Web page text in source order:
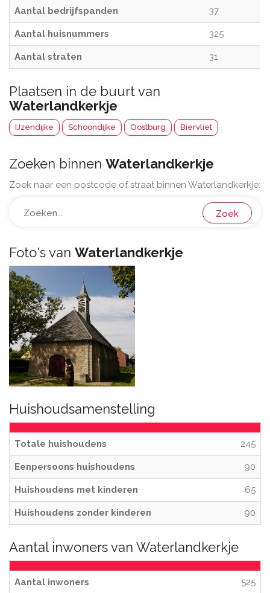
Aantal bedrijfspanden 37
Aantal huisnummers 325
Aantal straten 31
Plaatsen in de buurt van
Waterlandkerkje
IJzendijke Schoondijke Oostburg Biervliet
Zoeken binnen Waterlandkerkje
Zoek naar een postcode of straat binnen Waterlandkerkje:
Zoek
Foto's van Waterlandkerkje
Huishoudsamenstelling
Totale huishoudens 245
Eenpersoons huishoudens 90
Huishoudens met kinderen 65
Huishoudens zonder kinderen 90
Aantal inwoners van Waterlandkerkje
Aantal inwoners 525